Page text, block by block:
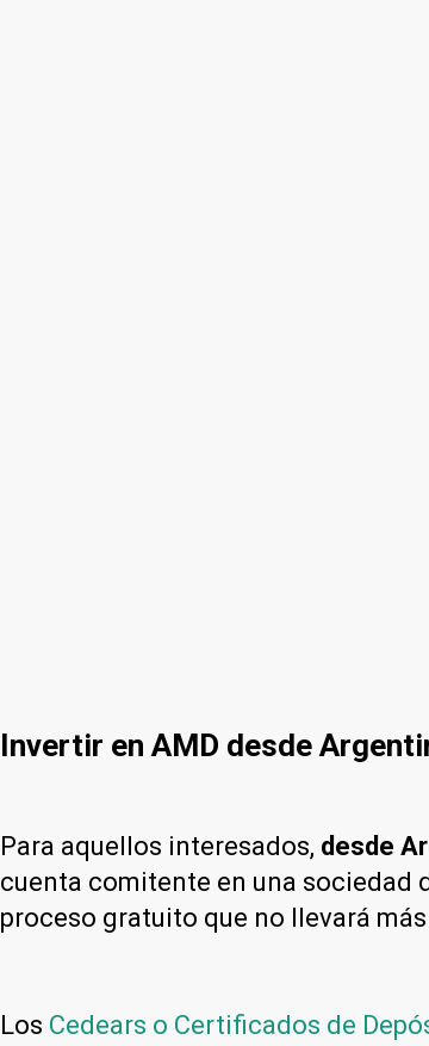
Invertir en AMD desde
Para aquellos interesados, desde
cuenta comitente en una sociedad
proceso gratuito que no llevará
Los Cedears o Certificados de